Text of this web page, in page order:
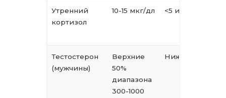
Утренний
кортизол
10-15 мкг/дл <5 или >25 мкг/
Тестостерон
(мужчины)
Верхние
50%
диапазона
300-1000
Нижний